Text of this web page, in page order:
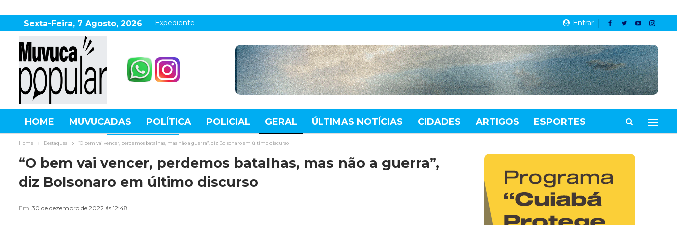
Entrar
Sexta-Feira, 7 Agosto, 2026 Expediente
HOME MUVUCADAS POLÍTICA POLICIAL GERAL ÚLTIMAS NOTÍCIAS CIDADES ARTIGOS ESPORTES
AGRONEGÓCIO DESTAQUES ESPORTE MUNDO
Home Destaques “O bem vai vencer, perdemos batalhas, mas não a guerra”, diz Bolsonaro em último discurso
“O bem vai vencer, perdemos batalhas, mas não a guerra”,
diz Bolsonaro em último discurso
Em 30 de dezembro de 2022 ás 12:48